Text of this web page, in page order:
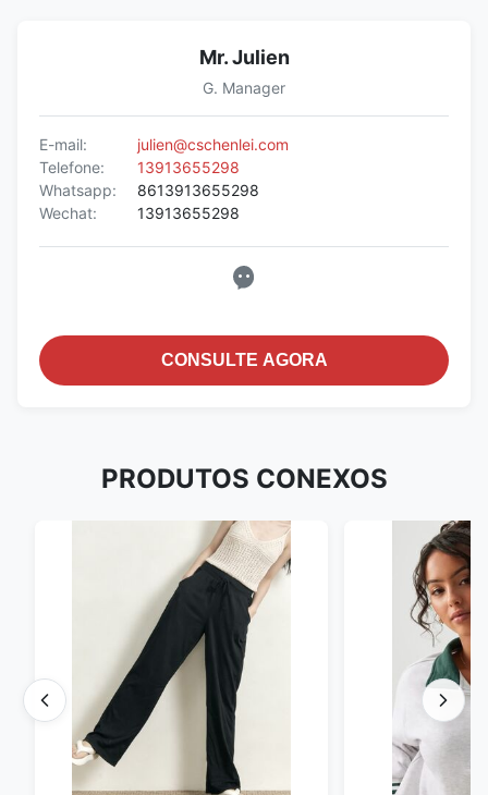
Mr. Julien
G. Manager
E-mail:
julien@cschenlei.com
Telefone:
13913655298
Whatsapp:
8613913655298
Wechat:
13913655298
CONSULTE AGORA
PRODUTOS CONEXOS